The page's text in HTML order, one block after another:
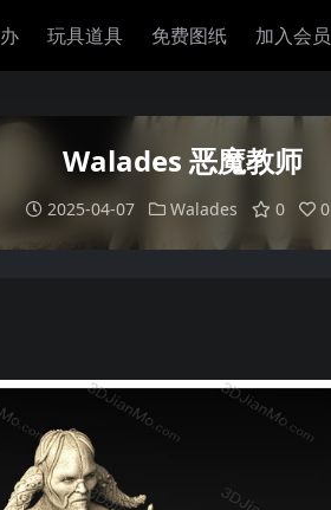
玩具道具 免费图纸 加入会员
Walades 恶魔教师
2025-04-07 Walades 0 0